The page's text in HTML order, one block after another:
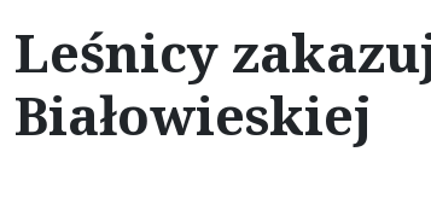
Leśnicy
Białowieskiej